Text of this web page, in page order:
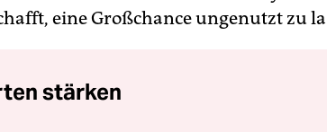
eine Großchance ungenutzt zu
stärken